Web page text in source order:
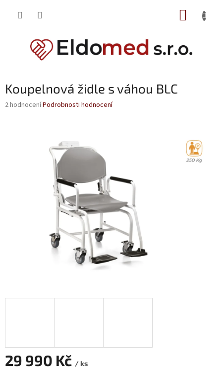
Koupelnová židle s váhou BLC
Průměrné
2 hodnoceníPodrobnosti hodnocení
29 990 Kč / ks